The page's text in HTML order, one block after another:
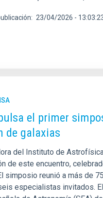
23/04/2026 -
el primer
de galaxias
del Instituto de
de este encuentro,
simposio reunió a más de
especialistas invitados.